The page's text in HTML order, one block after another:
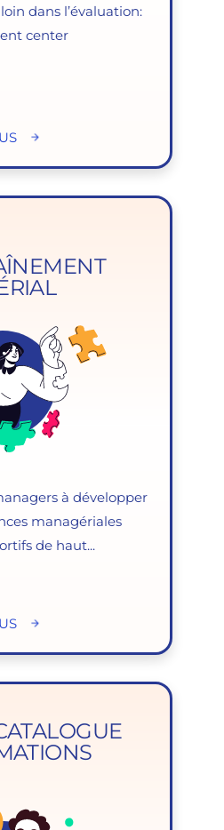
dans l’évaluation:
center
à développer
managériales
de haut...